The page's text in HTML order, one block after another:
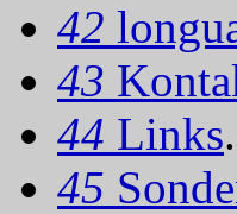
42
43
44 Links.
45